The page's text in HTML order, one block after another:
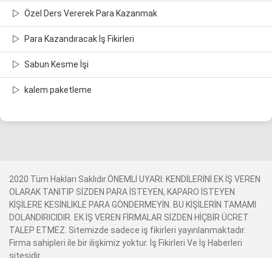
Özel Ders Vererek Para Kazanmak
Para Kazandıracak İş Fikirleri
Sabun Kesme İşi
kalem paketleme
2020 Tüm Hakları Saklıdır.ÖNEMLİ UYARI: KENDİLERİNİ EK İŞ VEREN
OLARAK TANITIP SİZDEN PARA İSTEYEN, KAPARO İSTEYEN
KİŞİLERE KESİNLİKLE PARA GÖNDERMEYİN. BU KİŞİLERİN TAMAMI
DOLANDIRICIDIR. EK İŞ VEREN FİRMALAR SİZDEN HİÇBİR ÜCRET
TALEP ETMEZ. Sitemizde sadece iş fikirleri yayınlanmaktadır.
Firma sahipleri ile bir ilişkimiz yoktur. İş Fikirleri Ve İş Haberleri
sitesidir.